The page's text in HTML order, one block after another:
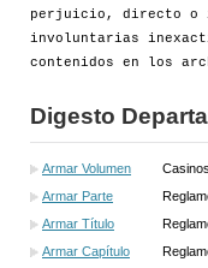
perjuicio, directo o
involuntarias
contenidos en los
Digesto
Armar Volumen
Armar Parte
Armar Título
Armar Capítulo